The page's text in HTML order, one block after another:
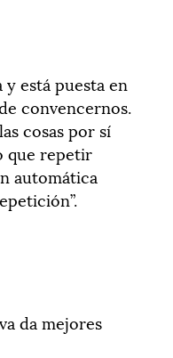
está puesta en
convencernos.
cosas por sí
que repetir
automática
da mejores